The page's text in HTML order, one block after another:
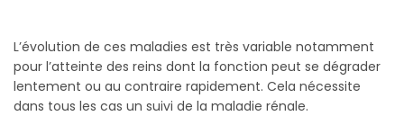
L’évolution de ces maladies est très variable notamment
pour l’atteinte des reins dont la fonction peut se dégrader
lentement ou au contraire rapidement. Cela nécessite
dans tous les cas un suivi de la maladie rénale.